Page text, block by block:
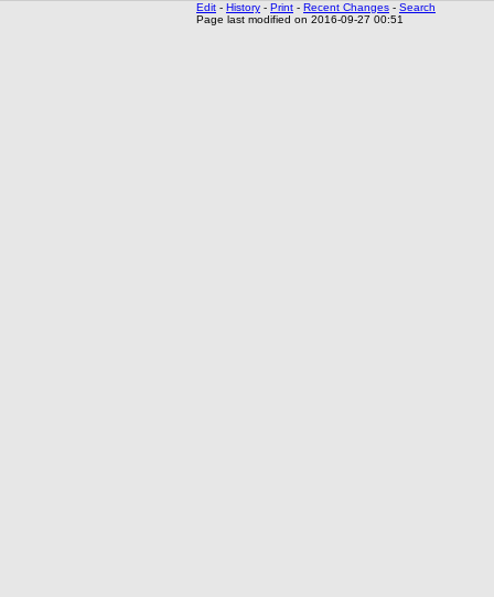
Edit - History - Print - Recent Changes - Search
Page last modified on 2016-09-27 00:51